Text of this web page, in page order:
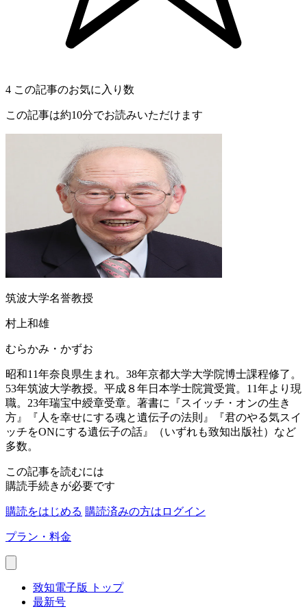
4 この記事のお気に入り数
この記事は約10分でお読みいただけます
筑波大学名誉教授
村上和雄
むらかみ・かずお
昭和11年奈良県生まれ。38年京都大学大学院博士課程修了。
53年筑波大学教授。平成８年日本学士院賞受賞。11年より現
職。23年瑞宝中綬章受章。著書に『スイッチ・オンの生き
方』『人を幸せにする魂と遺伝子の法則』『君のやる気スイ
ッチをONにする遺伝子の話』（いずれも致知出版社）など
多数。
この記事を読むには
購読手続きが必要です
購読をはじめる 購読済みの方はログイン
プラン・料金
致知電子版 トップ
最新号